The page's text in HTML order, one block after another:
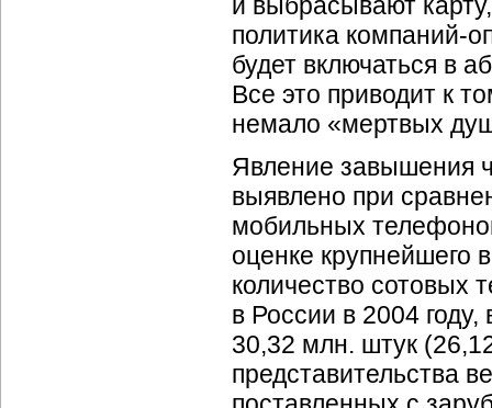
политика компаний-
будет включаться в
Все это приводит к
немало «мертвых
Явление завышения
выявлено при
мобильных
оценке крупнейшего
количество сотовых
в России в 2004
30,32 млн. штук
представительства